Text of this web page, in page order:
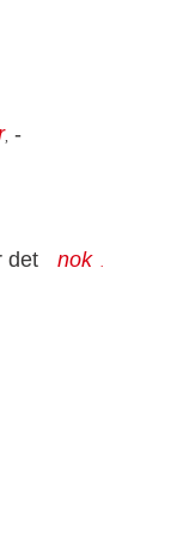
, -
det nok